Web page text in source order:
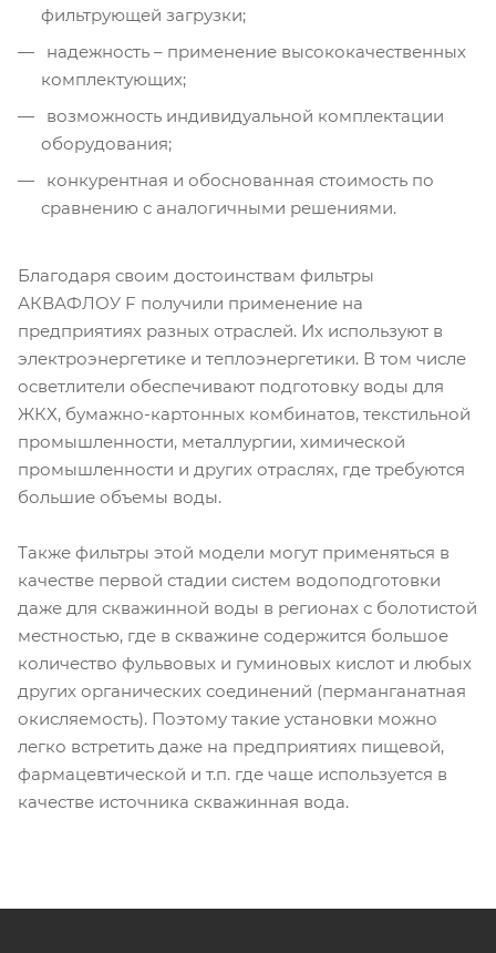
фильтрующей загрузки;
надежность – применение высококачественных
комплектующих;
возможность индивидуальной комплектации
оборудования;
конкурентная и обоснованная стоимость по
сравнению с аналогичными решениями.
Благодаря своим достоинствам фильтры
АКВАФЛОУ F получили применение на
предприятиях разных отраслей. Их используют в
электроэнергетике и теплоэнергетики. В том числе
осветлители обеспечивают подготовку воды для
ЖКХ, бумажно-картонных комбинатов, текстильной
промышленности, металлургии, химической
промышленности и других отраслях, где требуются
большие объемы воды.
Также фильтры этой модели могут применяться в
качестве первой стадии систем водоподготовки
даже для скважинной воды в регионах с болотистой
местностью, где в скважине содержится большое
количество фульвовых и гуминовых кислот и любых
других органических соединений (перманганатная
окисляемость). Поэтому такие установки можно
легко встретить даже на предприятиях пищевой,
фармацевтической и т.п. где чаще используется в
качестве источника скважинная вода.